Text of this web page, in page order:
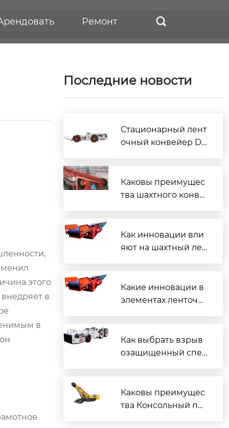
Ремонт 
этого
в
в
Последние новости
Стационарный лент
очный конвейер DT
нного транспорта
Каковы преимущес
тва шахтного конве
Как инновации вли
яют на шахтный лен
Какие инновации в
элементах ленточн
Как выбрать взрыв
озащищенный спец
Каковы преимущес
тва Консольный пр